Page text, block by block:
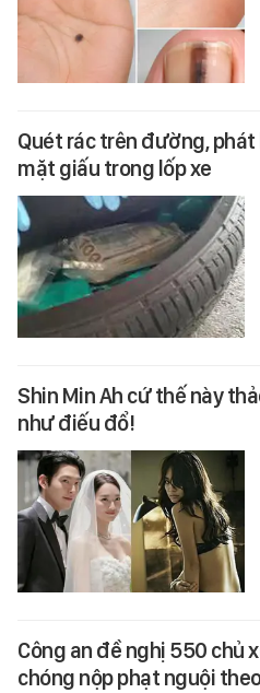
Quét rác trên đường,
mặt giấu trong lốp xe
Shin Min Ah cứ thế này
như điếu đổ!
Công an đề nghị 550 chủ
chóng nộp phạt nguội